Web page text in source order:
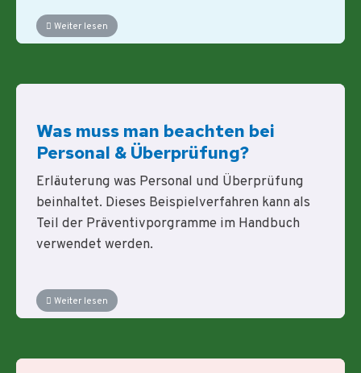
Weiter lesen
Was muss man beachten bei
Personal & Überprüfung?
Erläuterung was Personal und Überprüfung
beinhaltet. Dieses Beispielverfahren kann als
Teil der Präventivporgramme im Handbuch
verwendet werden.
Weiter lesen